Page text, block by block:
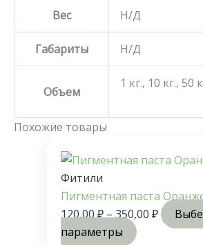
Вес Н/Д
Габариты Н/Д
Объем
1 кг., 10 кг., 50
Похожие товары
Фитили
Пигментная паста
120,00₽–350,00 ₽
параметры